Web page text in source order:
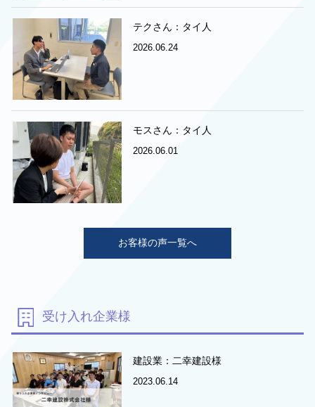
テクさん：タイ人
2026.06.24
モスさん：タイ人
2026.06.01
お客様の声一覧へ
受け入れ企業様
建設業：二幸建設様
2023.06.14